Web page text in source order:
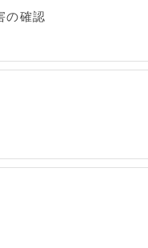
の確認